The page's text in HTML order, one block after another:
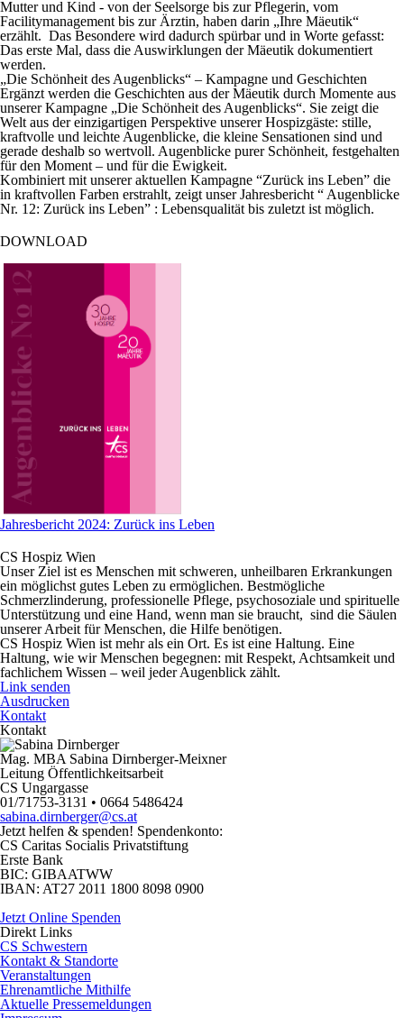
Mutter und Kind - von der Seelsorge bis zur Pflegerin, vom
Facilitymanagement bis zur Ärztin, haben darin „Ihre Mäeutik“
erzählt. Das Besondere wird dadurch spürbar und in Worte gefasst:
Das erste Mal, dass die Auswirklungen der Mäeutik dokumentiert
werden.
„Die Schönheit des Augenblicks“ – Kampagne und Geschichten
Ergänzt werden die Geschichten aus der Mäeutik durch Momente aus
unserer Kampagne „Die Schönheit des Augenblicks“. Sie zeigt die
Welt aus der einzigartigen Perspektive unserer Hospizgäste: stille,
kraftvolle und leichte Augenblicke, die kleine Sensationen sind und
gerade deshalb so wertvoll. Augenblicke purer Schönheit, festgehalten
für den Moment – und für die Ewigkeit.
Kombiniert mit unserer aktuellen Kampagne “Zurück ins Leben” die
in kraftvollen Farben erstrahlt, zeigt unser Jahresbericht “ Augenblicke
Nr. 12: Zurück ins Leben” : Lebensqualität bis zuletzt ist möglich.
DOWNLOAD
Jahresbericht 2024: Zurück ins Leben
CS Hospiz Wien
Unser Ziel ist es Menschen mit schweren, unheilbaren Erkrankungen
ein möglichst gutes Leben zu ermöglichen. Bestmögliche
Schmerzlinderung, professionelle Pflege, psychosoziale und spirituelle
Unterstützung und eine Hand, wenn man sie braucht, sind die Säulen
unserer Arbeit für Menschen, die Hilfe benötigen.
CS Hospiz Wien ist mehr als ein Ort. Es ist eine Haltung. Eine
Haltung, wie wir Menschen begegnen: mit Respekt, Achtsamkeit und
fachlichem Wissen – weil jeder Augenblick zählt.
Link senden
Ausdrucken
Kontakt
Kontakt
Mag. MBA Sabina Dirnberger-Meixner
Leitung Öffentlichkeitsarbeit
CS Ungargasse
01/71753-3131 • 0664 5486424
sabina.dirnberger@cs.at
Jetzt helfen & spenden! Spendenkonto:
CS Caritas Socialis Privatstiftung
Erste Bank
BIC: GIBAATWW
IBAN: AT27 2011 1800 8098 0900
Jetzt Online Spenden
Direkt Links
CS Schwestern
Kontakt & Standorte
Veranstaltungen
Ehrenamtliche Mithilfe
Aktuelle Pressemeldungen